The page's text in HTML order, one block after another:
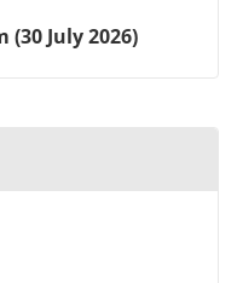
(30 July 2026)